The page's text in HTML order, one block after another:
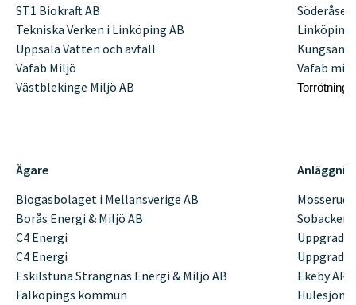
ST1 Biokraft AB
Tekniska Verken i Linköping AB
Linköping
Uppsala Vatten och avfall
Vafab Miljö
Vafab
Västblekinge Miljö AB
Ägare
Biogasbolaget i Mellansverige AB
Borås Energi & Miljö AB
Sobacken,
C4 Energi
C4 Energi
Eskilstuna Strängnäs Energi & Miljö AB
Ekeby ARV
Falköpings kommun
Hulesjöns